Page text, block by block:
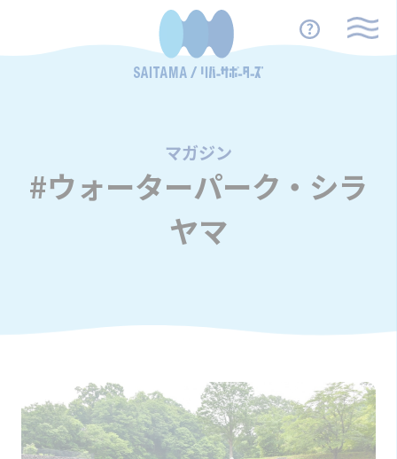
マガジン
/
#ウォーターパーク・シラ
ヤマ